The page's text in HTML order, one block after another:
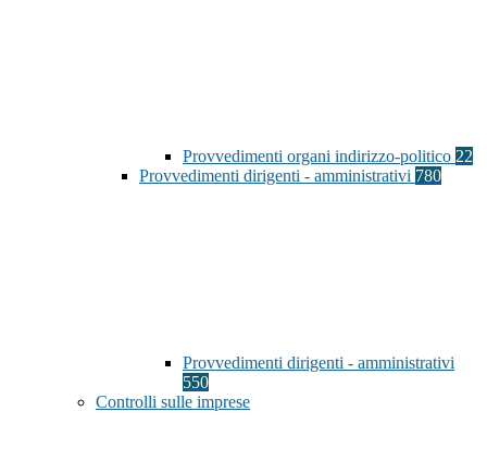
Provvedimenti organi indirizzo-politico 22
Provvedimenti dirigenti - amministrativi 780
Provvedimenti dirigenti - amministrativi
550
Controlli sulle imprese